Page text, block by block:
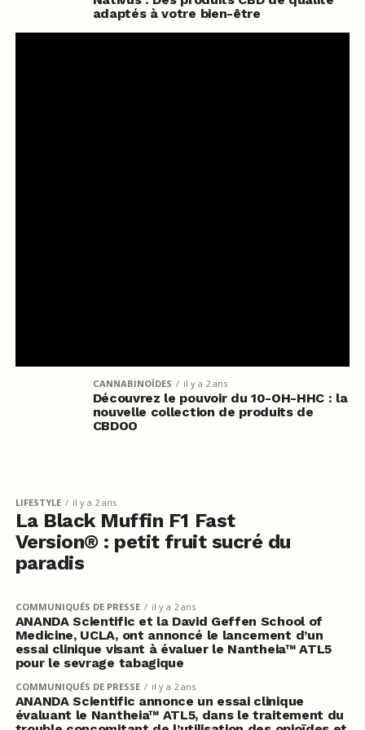
adaptés à votre bien-être
CANNABINOÏDES il y a 2 ans
Découvrez le pouvoir du 10-OH-HHC : la
nouvelle collection de produits de
CBDOO
LIFESTYLE il y a 2 ans
La Black Muffin F1 Fast
Version® : petit fruit sucré du
paradis
COMMUNIQUÉS DE PRESSE il y a 2 ans
ANANDA Scientific et la David Geffen School of
Medicine, UCLA, ont annoncé le lancement d’un
essai clinique visant à évaluer le Nantheia™ ATL5
pour le sevrage tabagique
COMMUNIQUÉS DE PRESSE il y a 2 ans
ANANDA Scientific annonce un essai clinique
évaluant le Nantheia™ ATL5, dans le traitement du